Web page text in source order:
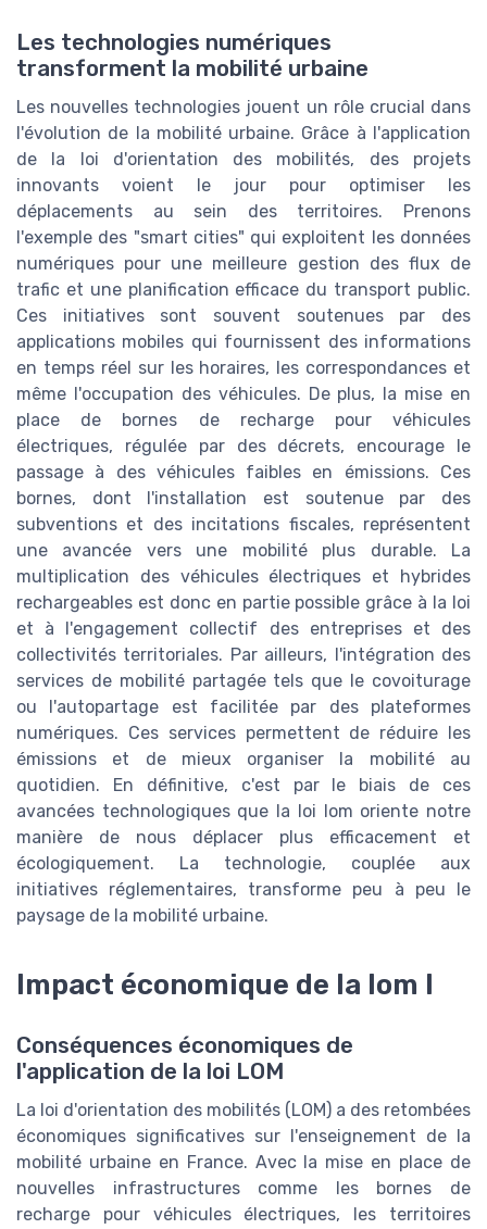
Les technologies numériques
transforment la mobilité urbaine
Les nouvelles technologies jouent un rôle crucial dans
l'évolution de la mobilité urbaine. Grâce à l'application
de la loi d'orientation des mobilités, des projets
innovants voient le jour pour optimiser les
déplacements au sein des territoires. Prenons
l'exemple des "smart cities" qui exploitent les données
numériques pour une meilleure gestion des flux de
trafic et une planification efficace du transport public.
Ces initiatives sont souvent soutenues par des
applications mobiles qui fournissent des informations
en temps réel sur les horaires, les correspondances et
même l'occupation des véhicules. De plus, la mise en
place de bornes de recharge pour véhicules
électriques, régulée par des décrets, encourage le
passage à des véhicules faibles en émissions. Ces
bornes, dont l'installation est soutenue par des
subventions et des incitations fiscales, représentent
une avancée vers une mobilité plus durable. La
multiplication des véhicules électriques et hybrides
rechargeables est donc en partie possible grâce à la loi
et à l'engagement collectif des entreprises et des
collectivités territoriales. Par ailleurs, l'intégration des
services de mobilité partagée tels que le covoiturage
ou l'autopartage est facilitée par des plateformes
numériques. Ces services permettent de réduire les
émissions et de mieux organiser la mobilité au
quotidien. En définitive, c'est par le biais de ces
avancées technologiques que la loi lom oriente notre
manière de nous déplacer plus efficacement et
écologiquement. La technologie, couplée aux
initiatives réglementaires, transforme peu à peu le
paysage de la mobilité urbaine.
Impact économique de la lom l
Conséquences économiques de
l'application de la loi LOM
La loi d'orientation des mobilités (LOM) a des retombées
économiques significatives sur l'enseignement de la
mobilité urbaine en France. Avec la mise en place de
nouvelles infrastructures comme les bornes de
recharge pour véhicules électriques, les territoires